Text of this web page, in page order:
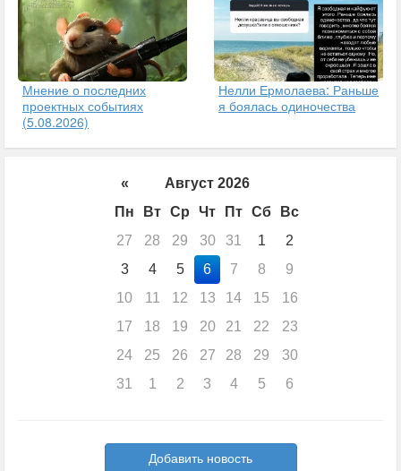
Мнение о последних
проектных событиях
(5.08.2026)
Нелли Ермолаева: Раньше
я боялась одиночества
«
Август 2026
Пн
Вт Ср Чт Пт Сб
Вс
27
28 29 30 31 1
2
3
4 5 6 7 8
9
10
11 12 13 14 15
16
17
18 19 20 21 22
23
24
25 26 27 28 29
30
31
1 2 3 4 5 6
Добавить новость